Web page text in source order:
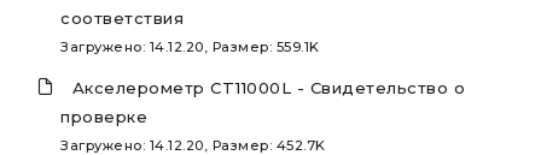
соответствия
Загружено: 14.12.20, Размер: 559.1K
Акселерометр CT11000L - Свидетельство о
проверке
Загружено: 14.12.20, Размер: 452.7K